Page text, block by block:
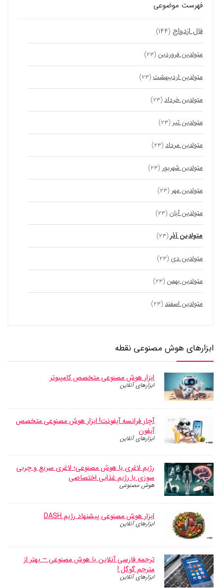
فهرست موضوعی
فال ازدواج (۱۴۴)
متولدین فروردین (۲۳)
متولدین اردیبهشت (۲۳)
متولدین خرداد (۲۳)
متولدین تیر (۲۳)
متولدین مرداد (۲۳)
متولدین شهریور (۲۳)
متولدین مهر (۲۳)
متولدین آبان (۲۳)
متولدین آذر (۲۳)
متولدین دی (۲۳)
متولدین بهمن (۲۳)
متولدین اسفند (۲۳)
ابزارهای هوش مصنوعی نقطه
ابزار هوش مصنوعی متخصص کامپیوتر
ابزارهای آنلاین
آچار فرانسه آیفونت! ابزار هوش مصنوعی متخصص
آیفون
ابزارهای آنلاین
رژیم لاغری با هوش مصنوعی؛ لاغری سریع و چربی
سوزی با رژیم غذایی اختصاصی
هوش مصنوعی
ابزار هوش مصنوعی پیشنهاد رژیم DASH
ابزارهای آنلاین
ترجمه فارسی آنلاین با هوش مصنوعی – بهتر از
مترجم گوگل !
ابزارهای آنلاین